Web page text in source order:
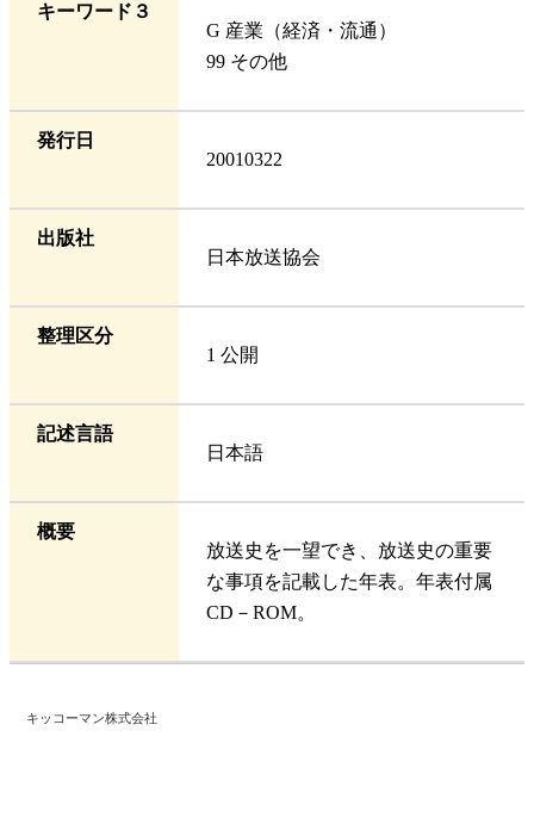
キーワード３
G 産業（経済・流通）
99 その他
発行日
20010322
出版社
日本放送協会
整理区分
1 公開
記述言語
日本語
概要
放送史を一望でき、放送史の重要
な事項を記載した年表。年表付属
CD－ROM。
キッコーマン株式会社